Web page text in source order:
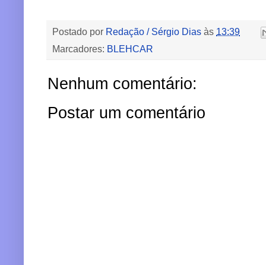
Postado por Redação / Sérgio Dias às 13:39
Marcadores: BLEHCAR
Nenhum comentário:
Postar um comentário